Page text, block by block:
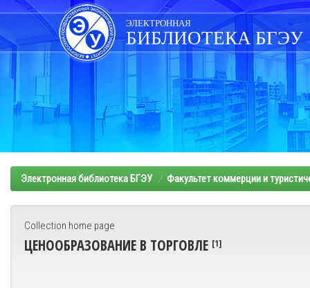
Skip
navigation
ЭЛЕКТРОННАЯ
БИБЛИОТЕКА БГЭУ
Электронная библиотека БГЭУ Факультет коммерции и
Collection home page
ЦЕНООБРАЗОВАНИЕ В ТОРГОВЛЕ [1]